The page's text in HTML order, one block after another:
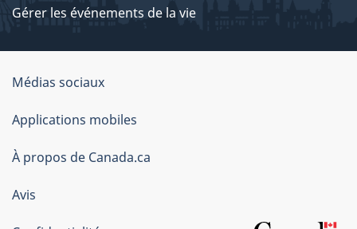
Gérer les événements de la vie
Organisation
du
gouvernement
du
Canada
Médias sociaux
Applications mobiles
À propos de Canada.ca
Avis